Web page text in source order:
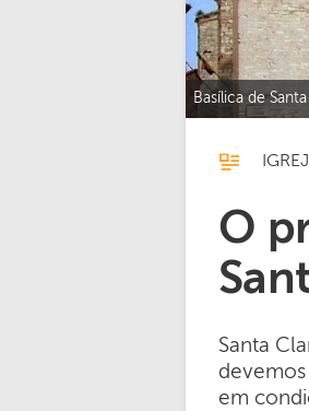
Basílica de
O
Santa
em